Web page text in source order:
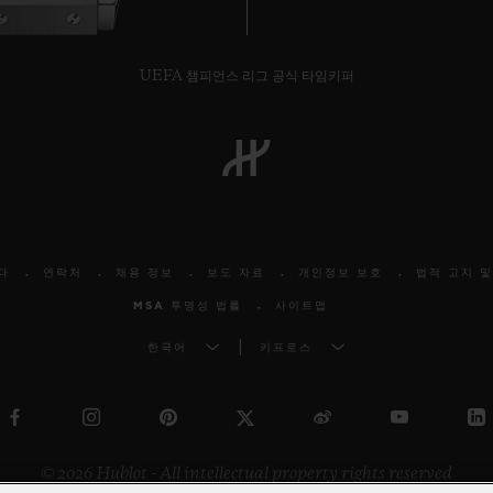
UEFA 챔피언스 리그 공식 타임키퍼
연락처 채용 정보 보도 자료 개인정보 보호 법적 고지
MSA 투명성 법률 사이트맵
한국어 키프로스
© 2026 Hublot - All intellectual property rights reserved